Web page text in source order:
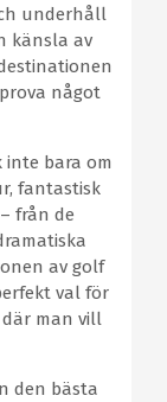
underhåll
känsla av
något
bara om
fantastisk
från de
av golf
val för
man vill
den bästa